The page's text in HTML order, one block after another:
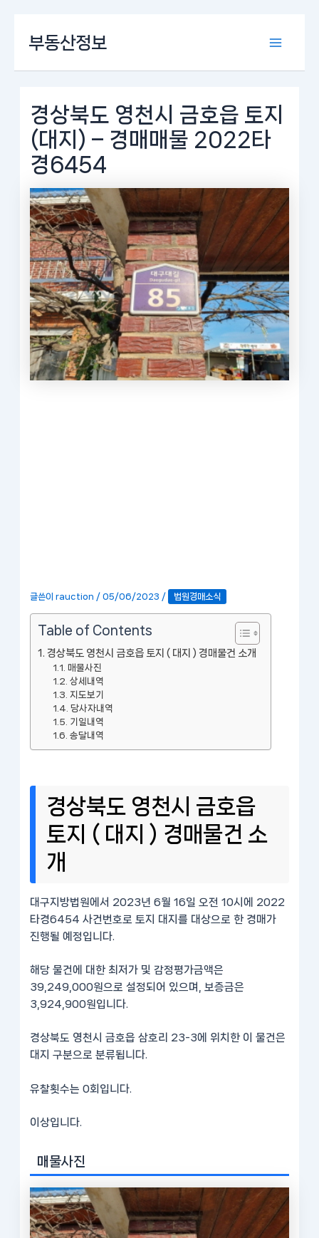
로
부동산정보
경상북도 영천시 금호읍 토지
(대지) – 경매매물 2022타
경6454
글쓴이rauction /05/06/2023 / 법원경매소식
Table of Contents
경상북도 영천시 금호읍 토지 ( 대지 ) 경매물건 소개
매물사진
상세내역
지도보기
당사자내역
기일내역
송달내역
경상북도 영천시 금호읍
토지 ( 대지 ) 경매물건 소
개
대구지방법원에서 2023년 6월 16일 오전 10시에 2022
타경6454 사건번호로 토지 대지를 대상으로 한 경매가
진행될 예정입니다.
해당 물건에 대한 최저가 및 감정평가금액은
39,249,000원으로 설정되어 있으며, 보증금은
3,924,900원입니다.
경상북도 영천시 금호읍 삼호리 23-3에 위치한 이 물건은
대지 구분으로 분류됩니다.
유찰횟수는 0회입니다.
이상입니다.
매물사진